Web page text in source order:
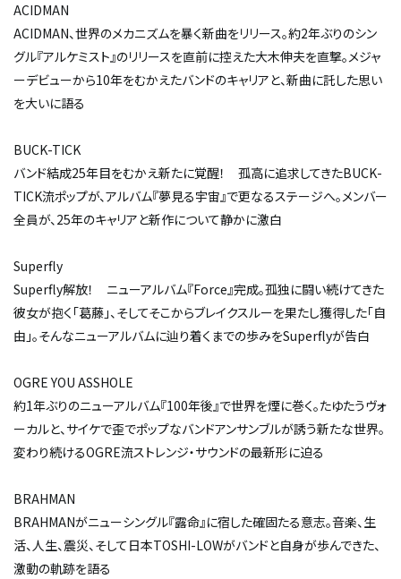
ACIDMAN
ACIDMAN、世界のメカニズムを暴く新曲をリリース。約2年ぶりのシン
グル『アルケミスト』のリリースを直前に控えた大木伸夫を直撃。メジャ
ーデビューから10年をむかえたバンドのキャリアと、新曲に託した思い
を大いに語る
BUCK-TICK
バンド結成25年目をむかえ新たに覚醒！ 孤高に追求してきたBUCK-
TICK流ポップが、アルバム『夢見る宇宙』で更なるステージへ。メンバー
全員が、25年のキャリアと新作について静かに激白
Superfly
Superfly解放！ ニューアルバム『Force』完成。孤独に闘い続けてきた
彼女が抱く「葛藤」、そしてそこからブレイクスルーを果たし獲得した「自
由」。そんなニューアルバムに辿り着くまでの歩みをSuperflyが告白
OGRE YOU ASSHOLE
約1年ぶりのニューアルバム『100年後』で世界を煙に巻く。たゆたうヴォ
ーカルと、サイケで歪でポップなバンドアンサンブルが誘う新たな世界。
変わり続けるOGRE流ストレンジ・サウンドの最新形に迫る
BRAHMAN
BRAHMANがニューシングル『露命』に宿した確固たる意志。音楽、生
活、人生、震災、そして日本――TOSHI-LOWがバンドと自身が歩んできた、
激動の軌跡を語る